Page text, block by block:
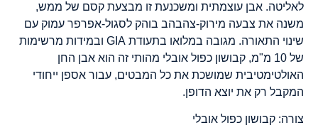
לאליטה. אבן עוצמתית ומשכנעת זו מבצעת קסם של ממש,
משנה את צבעה מירוק-צהבהב בוהק לסגול-אפרפר עמוק עם
שינוי התאורה. מגובה במלואו בתעודת GIA ובמידות מרשימות
של 10 מ"מ, קבושון כפול אובלי מהותי זה הוא אבן החן
האולטימטיבית שמושכת את כל המבטים, עבור אספן ייחודי
המקבל רק את יוצא הדופן.
צורה: קבושון כפול אובלי